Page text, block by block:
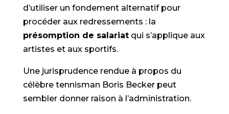
d’utiliser un fondement alternatif pour
procéder aux redressements : la
présomption de salariatqui s’applique aux
artistes et aux sportifs.
Une jurisprudence rendue à propos du
célèbre tennisman Boris Becker peut
sembler donner raison à l’administration.